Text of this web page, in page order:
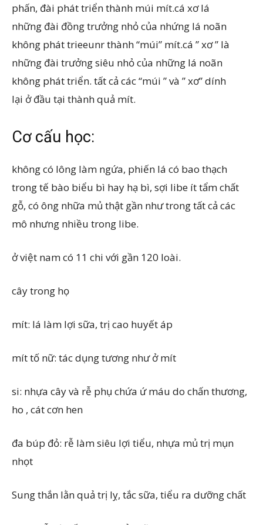
phấn, đài phát triển thành múi mít.cá xơ lá
những đài đồng trưởng nhỏ của nhứng lá noãn
không phát trieeunr thành “múi” mít.cá ” xơ ” là
những đài trưởng siêu nhỏ của những lá noãn
không phát triển. tất cả các “múi ” và ” xơ” dính
lại ở đầu tại thành quả mít.
Cơ cấu học:
không có lông làm ngứa, phiến lá có bao thạch
trong tế bào biểu bì hay hạ bì, sợi libe ít tẩm chất
gỗ, có ông nhữa mủ thật gần như trong tất cả các
mô nhưng nhiều trong libe.
ở việt nam có 11 chi với gần 120 loài.
cây trong họ
mít: lá làm lợi sữa, trị cao huyết áp
mít tố nữ: tác dụng tương như ở mít
si: nhựa cây và rễ phụ chứa ứ máu do chấn thương,
ho , cát cơn hen
đa búp đỏ: rễ làm siêu lợi tiểu, nhựa mủ trị mụn
nhọt
Sung thắn lằn quả trị lỵ, tắc sữa, tiểu ra dưỡng chất